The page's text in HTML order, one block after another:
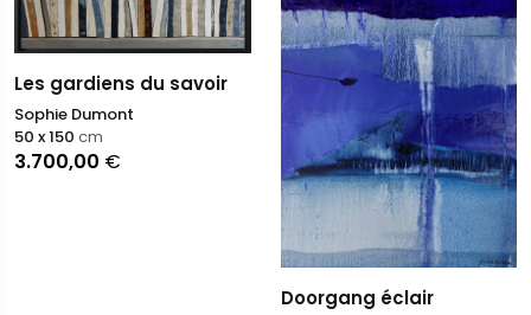
Les gardiens du savoir
Sophie Dumont
3.700,00 €
50 x 150 cm
Doorgang éclair